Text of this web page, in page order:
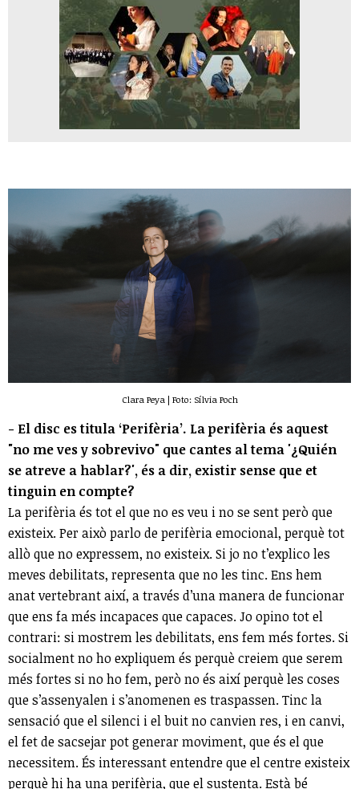
Clara Peya | Foto: Sílvia Poch
- El disc es titula ‘Perifèria’. La perifèria és aquest
"no me ves y sobrevivo" que cantes al tema '¿Quién
se atreve a hablar?', és a dir, existir sense que et
tinguin en compte?
La perifèria és tot el que no es veu i no se sent però que
existeix. Per això parlo de perifèria emocional, perquè tot
allò que no expressem, no existeix. Si jo no t’explico les
meves debilitats, representa que no les tinc. Ens hem
anat vertebrant així, a través d’una manera de funcionar
que ens fa més incapaces que capaces. Jo opino tot el
contrari: si mostrem les debilitats, ens fem més fortes. Si
socialment no ho expliquem és perquè creiem que serem
més fortes si no ho fem, però no és així perquè les coses
que s’assenyalen i s’anomenen es traspassen. Tinc la
sensació que el silenci i el buit no canvien res, i en canvi,
el fet de sacsejar pot generar moviment, que és el que
necessitem. És interessant entendre que el centre existeix
perquè hi ha una perifèria, que el sustenta. Està bé